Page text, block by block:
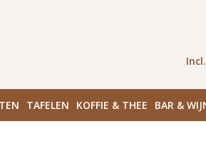
in Amsterdam! Hoofddorpplein
Incl.
TAFELEN KOFFIE & THEE BAR &